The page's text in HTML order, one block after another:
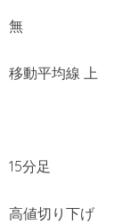
無
移動平均線 上
15分足
高値切り下げ